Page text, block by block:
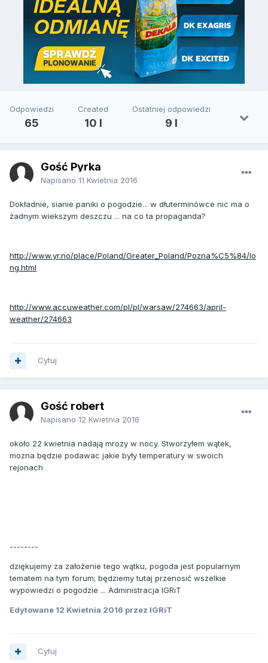
Odpowiedzi
65
Created
10 l
Ostatniej odpowiedzi
9 l
Gość Pyrka
Napisano 11 Kwietnia 2016
Dokładnie, sianie paniki o pogodzie... w dłuterminówce nic ma o
żadnym wiekszym deszczu ... na co ta propaganda?
http://www.yr.no/place/Poland/Greater_Poland/Pozna%C5%84/lo
ng.html
http://www.accuweather.com/pl/pl/warsaw/274663/april-
weather/274663
Cytuj
Gość robert
Napisano 12 Kwietnia 2016
około 22 kwietnia nadają mrozy w nocy. Stworzyłem wątek,
mozna będzie podawac jakie były temperatury w swoich
rejonach
--------
dziękujemy za założenie tego wątku, pogoda jest popularnym
tematem na tym forum; będziemy tutaj przenosić wszelkie
wypowiedzi o pogodzie ... Administracja IGRiT
Edytowane 12 Kwietnia 2016 przez IGRiT
Cytuj